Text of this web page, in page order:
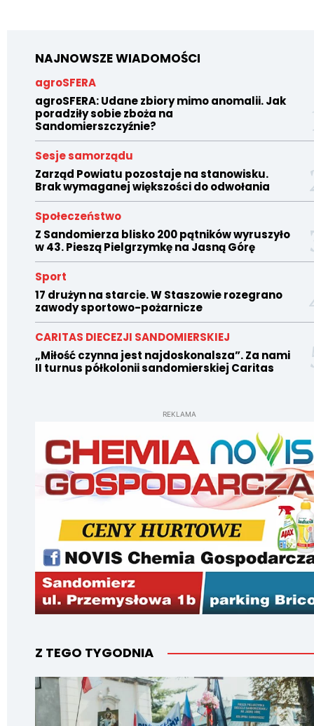
NAJNOWSZE WIADOMOŚCI
agroSFERA
agroSFERA: Udane zbiory mimo anomalii. Jak
poradziły sobie zboża na
Sandomierszczyźnie?
Sesje samorządu
Zarząd Powiatu pozostaje na stanowisku.
Brak wymaganej większości do odwołania
Społeczeństwo
Z Sandomierza blisko 200 pątników wyruszyło
w 43. Pieszą Pielgrzymkę na Jasną Górę
Sport
17 drużyn na starcie. W Staszowie rozegrano
zawody sportowo-pożarnicze
CARITAS DIECEZJI SANDOMIERSKIEJ
„Miłość czynna jest najdoskonalsza”. Za nami
II turnus półkolonii sandomierskiej Caritas
REKLAMA
Z TEGO TYGODNIA